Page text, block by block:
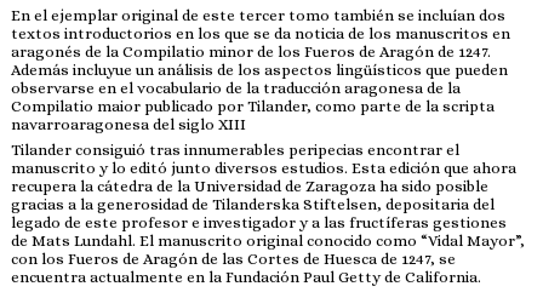
En el ejemplar original de este tercer tomo también se incluían dos
textos introductorios en los que se da noticia de los manuscritos en
aragonés de la Compilatio minor de los Fueros de Aragón de 1247.
Además incluyue un análisis de los aspectos lingüísticos que pueden
observarse en el vocabulario de la traducción aragonesa de la
Compilatio maior publicado por Tilander, como parte de la scripta
navarroaragonesa del siglo XIII
Tilander consiguió tras innumerables peripecias encontrar el
manuscrito y lo editó junto diversos estudios. Esta edición que ahora
recupera la cátedra de la Universidad de Zaragoza ha sido posible
gracias a la generosidad de Tilanderska Stiftelsen, depositaria del
legado de este profesor e investigador y a las fructíferas gestiones
de Mats Lundahl. El manuscrito original conocido como “Vidal Mayor”,
con los Fueros de Aragón de las Cortes de Huesca de 1247, se
encuentra actualmente en la Fundación Paul Getty de California.